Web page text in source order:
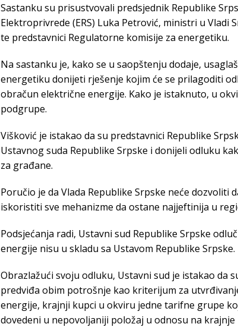
Sastanku su prisustvovali predsjednik Republike
Elektroprivrede (ERS) Luka Petrović, ministri u Vladi
te predstavnici Regulatorne komisije za energetiku.
Na sastanku je, kako se u saopštenju dodaje,
energetiku donijeti rješenje kojim će se prilagoditi
obračun električne energije. Kako je istaknuto, u
podgrupe.
Višković je istakao da su predstavnici Republike
Ustavnog suda Republike Srpske i donijeli odluku
za građane.
Poručio je da Vlada Republike Srpske neće dozvoliti
iskoristiti sve mehanizme da ostane najjeftinija u
Podsjećanja radi, Ustavni sud Republike Srpske
energije nisu u skladu sa Ustavom Republike Srpske.
Obrazlažući svoju odluku, Ustavni sud je istakao da
predviđa obim potrošnje kao kriterijum za
energije, krajnji kupci u okviru jedne tarifne grupe
dovedeni u nepovoljaniji položaj u odnosu na